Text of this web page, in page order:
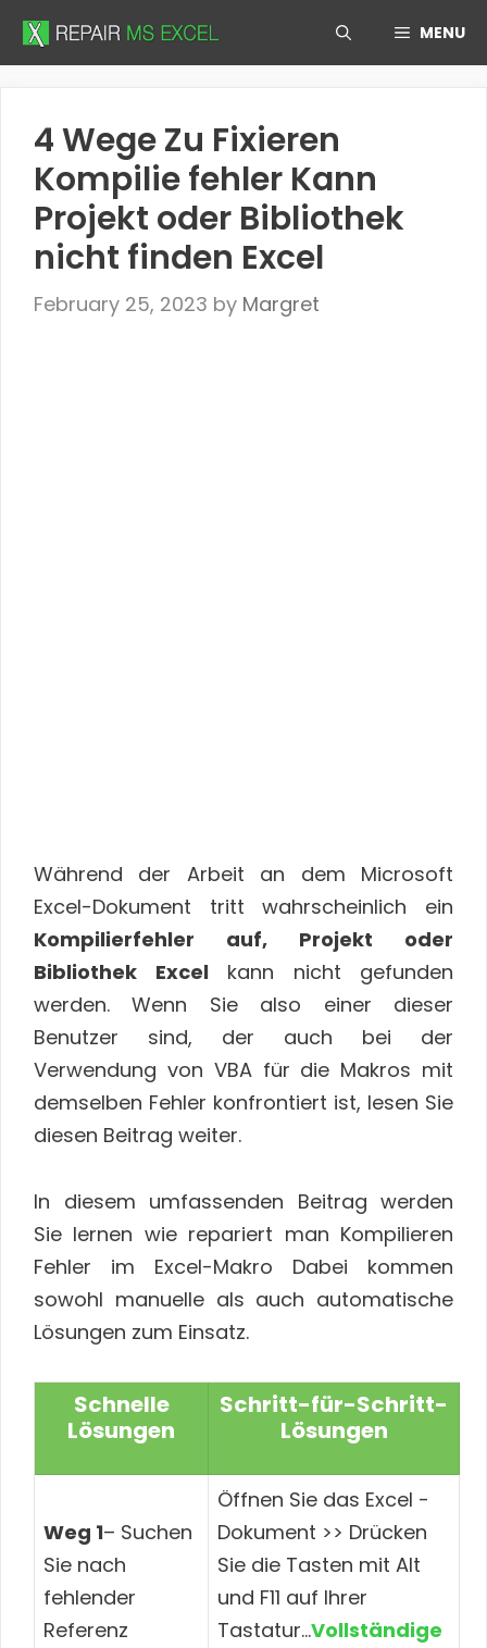
Skip
MENU
4 Wege Zu Fixieren
Kompilie fehler Kann
Projekt oder Bibliothek
nicht finden Excel
February 25, 2023 by Margret
Während der Arbeit an dem Microsoft
Excel-Dokument tritt wahrscheinlich ein
Kompilierfehler auf, Projekt oder
Bibliothek Excelkann nicht gefunden
werden. Wenn Sie also einer dieser
Benutzer sind, der auch bei der
Verwendung von VBA für die Makros mit
demselben Fehler konfrontiert ist, lesen Sie
diesen Beitrag weiter.
In diesem umfassenden Beitrag werden
Sie lernen wie repariert man Kompilieren
Fehler im Excel-Makro Dabei kommen
sowohl manuelle als auch automatische
Lösungen zum Einsatz.
Schnelle
Lösungen
Schritt-für-Schritt-
Lösungen
Weg 1– Suchen
Sie nach
fehlender
Referenz
Öffnen Sie das Excel -
Dokument >> Drücken
Sie die Tasten mit Alt
und F11 auf Ihrer
Tastatur…Vollständige